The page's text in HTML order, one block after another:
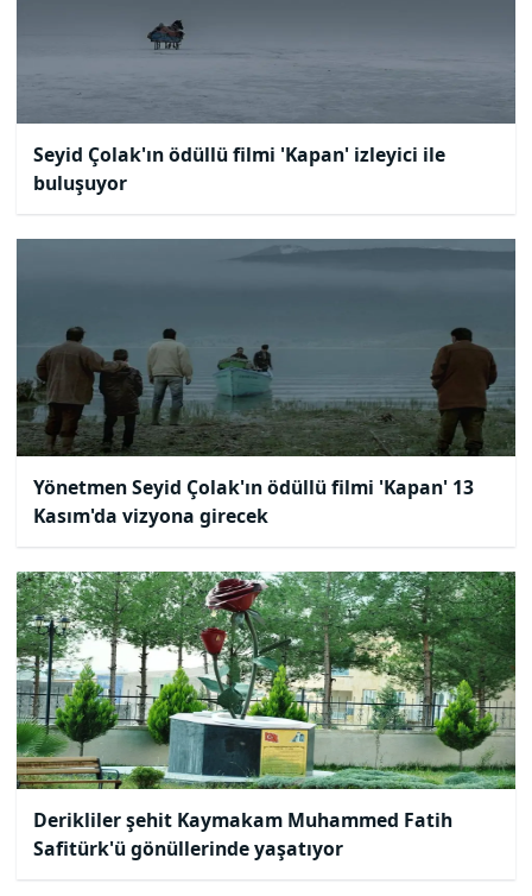
Seyid Çolak'ın ödüllü filmi 'Kapan' izleyici ile
buluşuyor
Yönetmen Seyid Çolak'ın ödüllü filmi 'Kapan' 13
Kasım'da vizyona girecek
Derikliler şehit Kaymakam Muhammed Fatih
Safitürk'ü gönüllerinde yaşatıyor